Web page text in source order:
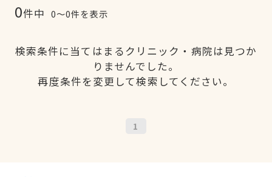
0件中 0〜0件を表示
検索条件に当てはまるクリニック・病院は見つか
りませんでした。
再度条件を変更して検索してください。
1